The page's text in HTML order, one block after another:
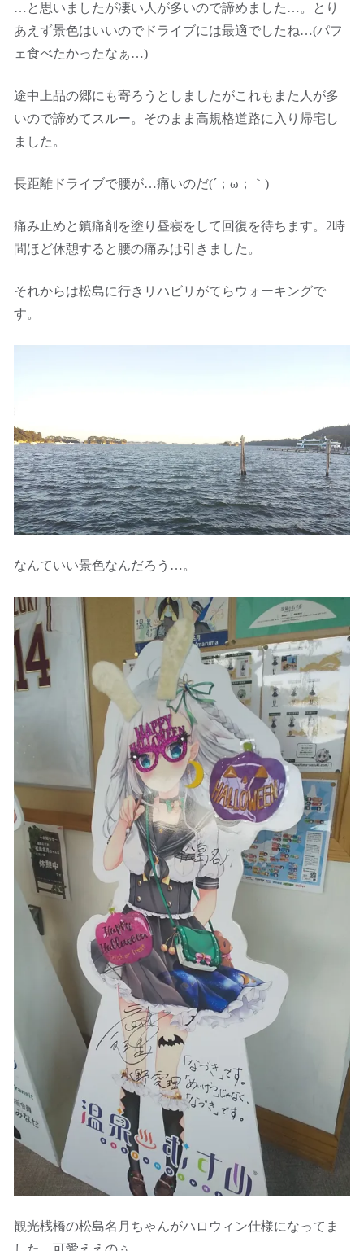
…と思いましたが凄い人が多いので諦めました…。とり
あえず景色はいいのでドライブには最適でしたね…(パフ
ェ食べたかったなぁ…)
途中上品の郷にも寄ろうとしましたがこれもまた人が多
いので諦めてスルー。そのまま高規格道路に入り帰宅し
ました。
長距離ドライブで腰が…痛いのだ(´；ω；｀)
痛み止めと鎮痛剤を塗り昼寝をして回復を待ちます。2時
間ほど休憩すると腰の痛みは引きました。
それからは松島に行きリハビリがてらウォーキングで
す。
なんていい景色なんだろう…。
観光桟橋の松島名月ちゃんがハロウィン仕様になってま